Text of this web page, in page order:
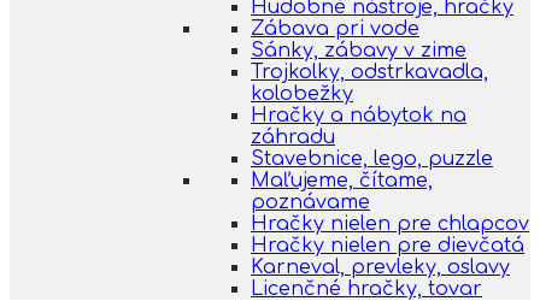
Hudobné nástroje, hračky
Zábava pri vode
Sánky, zábavy v zime
Trojkolky, odstrkavadla,
kolobežky
Hračky a nábytok na
záhradu
Stavebnice, lego, puzzle
Maľujeme, čítame,
poznávame
Hračky nielen pre chlapcov
Hračky nielen pre dievčatá
Karneval, prevleky, oslavy
Licenčné hračky, tovar